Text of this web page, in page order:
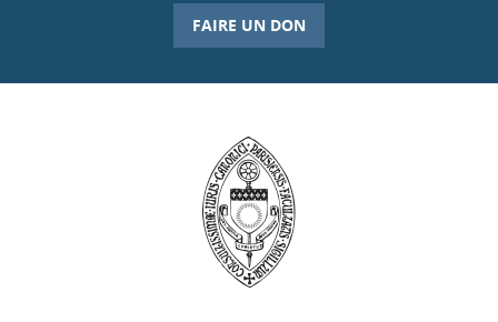
FAIRE UN DON